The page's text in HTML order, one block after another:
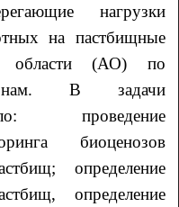
нагрузки
на пастбищные
области (АО) по
В задачи
проведение
биоценозов
определение
определение